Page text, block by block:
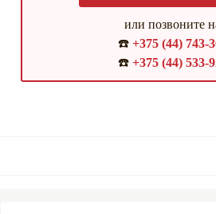
или позвоните
☎️ +375 (44) 743-
☎️ +375 (44) 533-